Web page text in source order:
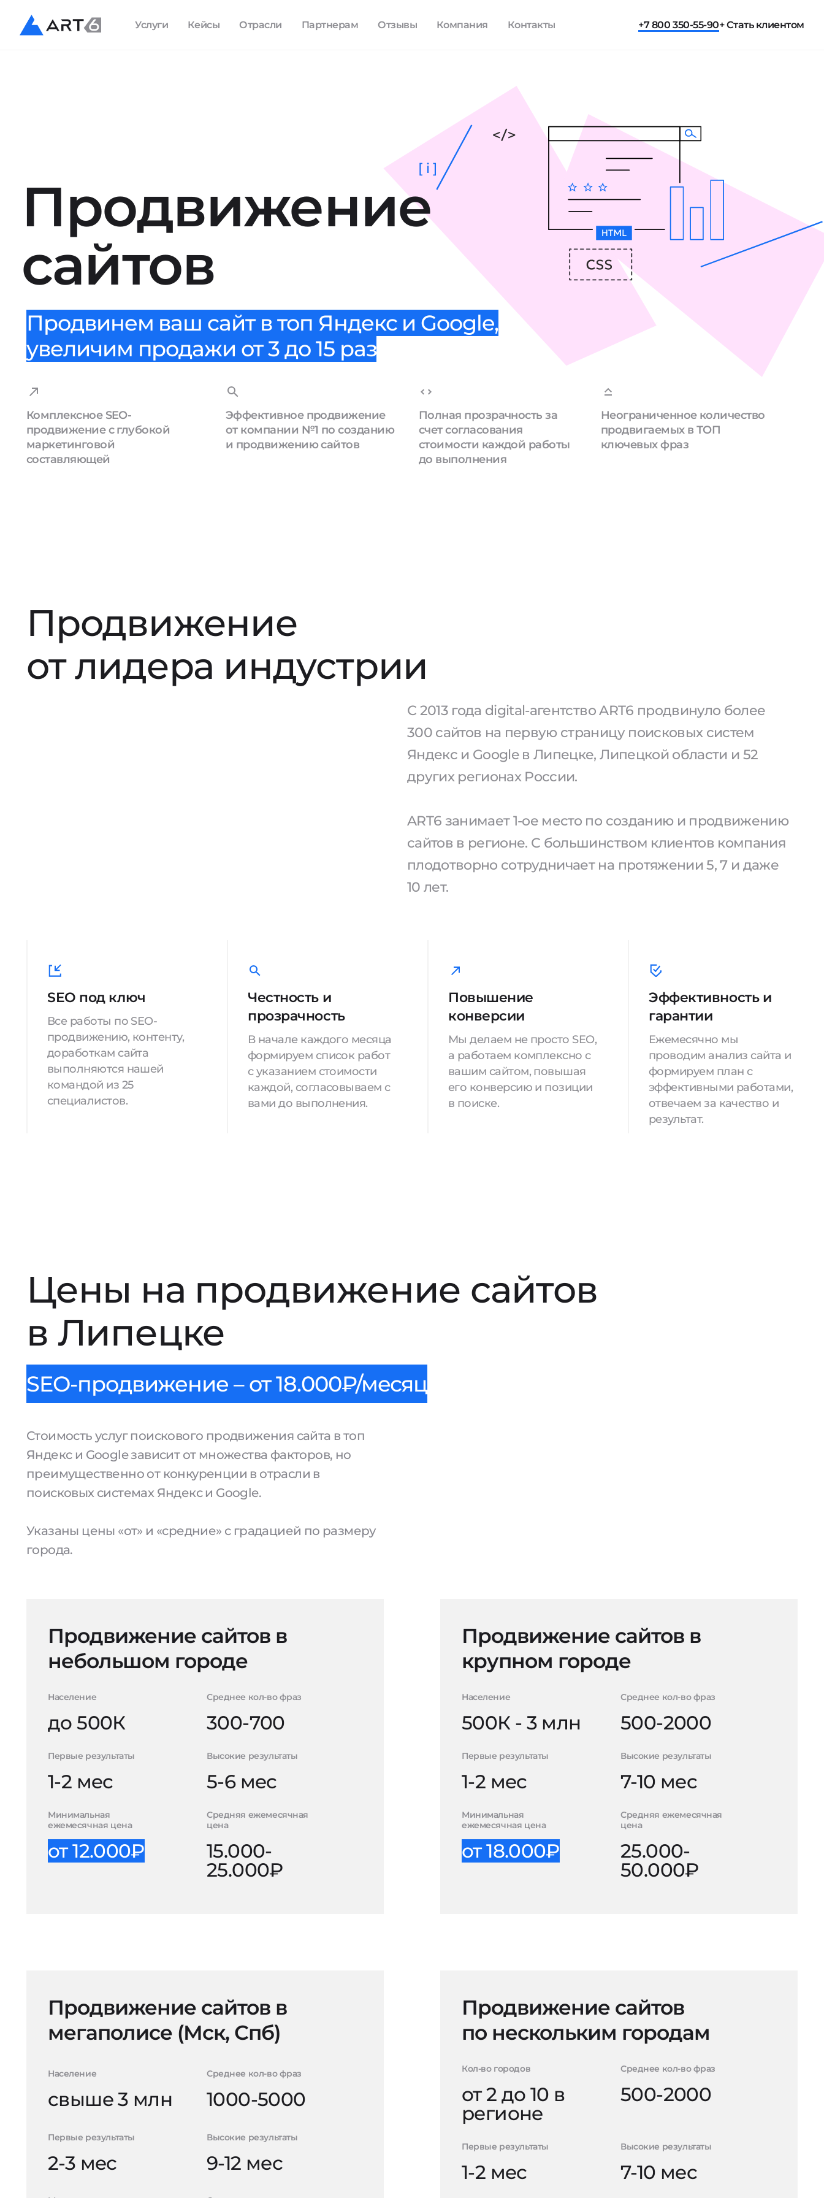
Услуги Кейсы Отрасли Партнерам Отзывы Компания Контакты +7 800 350-55-90+ Стать клиентом
Продвижение
сайтов
[ i ]
Продвинем ваш сайт в топ Яндекс и Google,
увеличим продажи от 3 до 15 раз
Комплексное SEO-
продвижение с глубокой
маркетинговой
составляющей
Эффективное продвижение
от компании №1 по созданию
и продвижению сайтов
Полная прозрачность за
счет согласования
стоимости каждой работы
до выполнения
Неограниченное количество
продвигаемых в ТОП
ключевых фраз
Продвижение
от лидера индустрии
С 2013 года digital-агентство ART6 продвинуло более
300 сайтов на первую страницу поисковых систем
Яндекс и Google в Липецке, Липецкой области и 52
других регионах России.
ART6 занимает 1-ое место по созданию и продвижению
сайтов в регионе. С большинством клиентов компания
плодотворно сотрудничает на протяжении 5, 7 и даже
10 лет.
SEO под ключ
Все работы по SEO-
продвижению, контенту,
доработкам сайта
выполняются нашей
командой из 25
специалистов.
Честность и
прозрачность
В начале каждого месяца
формируем список работ
с указанием стоимости
каждой, согласовываем с
вами до выполнения.
Повышение
конверсии
Мы делаем не просто SEO,
а работаем комплексно с
вашим сайтом, повышая
его конверсию и позиции
в поиске.
Эффективность и
гарантии
Ежемесячно мы
проводим анализ сайта и
формируем план с
эффективными работами,
отвечаем за качество и
результат.
Цены на продвижение сайтов
в Липецке
SEO-продвижение – от 18.000₽/месяц
Стоимость услуг поискового продвижения сайта в топ
Яндекс и Google зависит от множества факторов, но
преимущественно от конкуренции в отрасли в
поисковых системах Яндекс и Google.
Указаны цены «от» и «средние» с градацией по размеру
города.
Продвижение сайтов в
небольшом городе
Население
до 500К
Среднее кол-во фраз
300-700
Первые результаты
1-2 мес
Высокие результаты
5-6 мес
Минимальная
ежемесячная цена
от 12.000₽
Средняя ежемесячная
цена
15.000-
25.000₽
Продвижение сайтов в
крупном городе
Население
500К - 3 млн
Среднее кол-во фраз
500-2000
Первые результаты
1-2 мес
Высокие результаты
7-10 мес
Минимальная
ежемесячная цена
от 18.000₽
Средняя ежемесячная
цена
25.000-
50.000₽
Продвижение сайтов в
мегаполисе (Мск, Спб)
Население
свыше 3 млн
Среднее кол-во фраз
1000-5000
Первые результаты
2-3 мес
Высокие результаты
9-12 мес
Продвижение сайтов
по нескольким городам
Кол-во городов
от 2 до 10 в
регионе
Среднее кол-во фраз
500-2000
Первые результаты
1-2 мес
Высокие результаты
7-10 мес